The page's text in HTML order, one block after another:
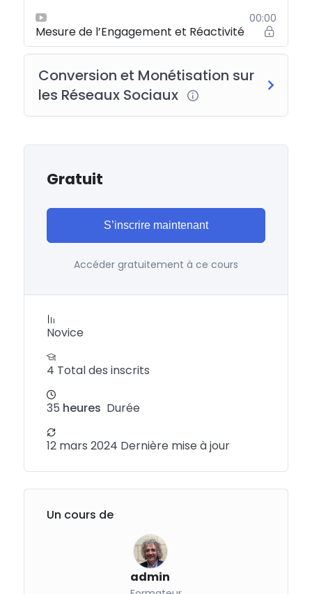
Mesure de l’Engagement et Réactivité
00:00
Conversion et Monétisation sur
les Réseaux Sociaux
Gratuit
S’inscrire maintenant
Accéder gratuitement à ce cours
Novice
4 Total des inscrits
35 heures Durée
12 mars 2024 Dernière mise à jour
Un cours de
admin